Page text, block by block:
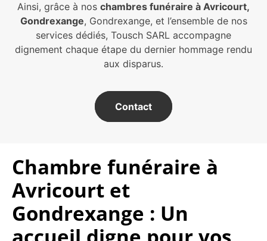
Ainsi, grâce à nos chambres funéraire à Avricourt,
Gondrexange, Gondrexange, et l’ensemble de nos
services dédiés, Tousch SARL accompagne
dignement chaque étape du dernier hommage rendu
aux disparus.
Contact
Chambre funéraire à
Avricourt et
Gondrexange : Un